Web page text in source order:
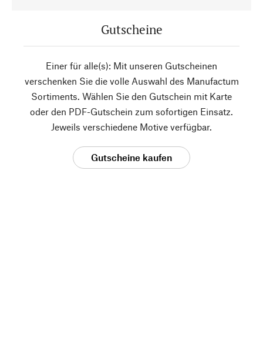
Gutscheine
Einer für alle(s): Mit unseren Gutscheinen
verschenken Sie die volle Auswahl des Manufactum
Sortiments. Wählen Sie den Gutschein mit Karte
oder den PDF-Gutschein zum sofortigen Einsatz.
Jeweils verschiedene Motive verfügbar.
Gutscheine kaufen